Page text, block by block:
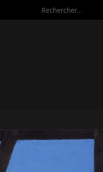
Rechercher :